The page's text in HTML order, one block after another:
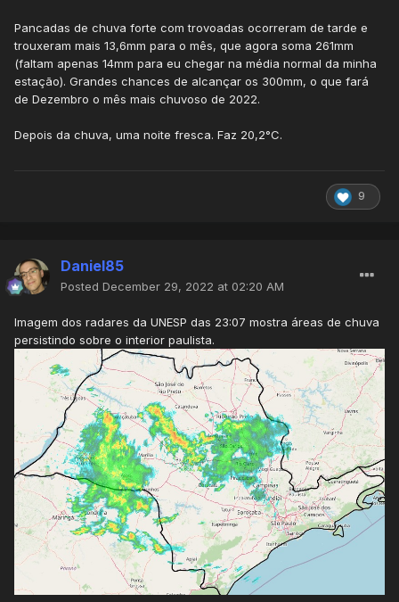
Pancadas de chuva forte com trovoadas ocorreram de tarde e
trouxeram mais 13,6mm para o mês, que agora soma 261mm
(faltam apenas 14mm para eu chegar na média normal da minha
estação). Grandes chances de alcançar os 300mm, o que fará
de Dezembro o mês mais chuvoso de 2022.
Depois da chuva, uma noite fresca. Faz 20,2°C.
9
Daniel85
Posted December 29, 2022 at 02:20 AM
Imagem dos radares da UNESP das 23:07 mostra áreas de chuva
persistindo sobre o interior paulista.